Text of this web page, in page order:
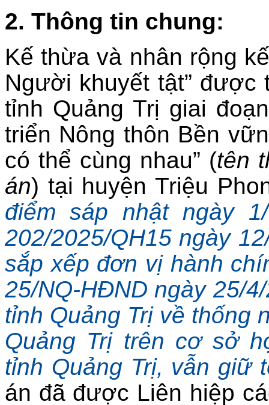
2. Thông tin chung:
Kế thừa và nhân rộng
Người khuyết tật” được
tỉnh Quảng Trị giai
triển Nông thôn Bền
có thể cùng nhau” (tên
án) tại huyện Triệu
điểm sáp nhật ngày 1/
202/2025/QH15 ngày
sắp xếp đơn vị hành
25/NQ-HĐND ngày 25/
tỉnh Quảng Trị về thống
Quảng Trị trên cơ sở
tỉnh Quảng Trị, vẫn giữ
án đã được Liên hiệp